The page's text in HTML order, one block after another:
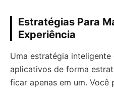
Estratégias Para
Experiência
Uma estratégia
aplicativos de forma
ficar apenas em um. Você